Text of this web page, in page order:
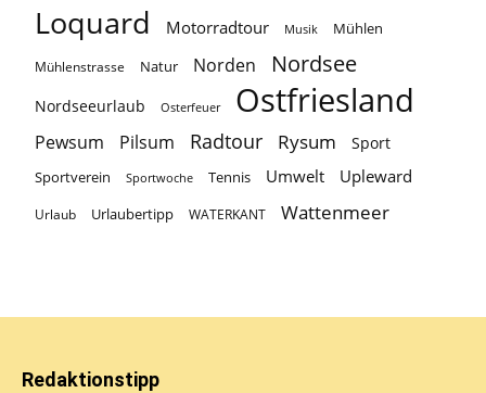
Loquard Motorradtour Musik Mühlen
Mühlenstrasse Natur Norden Nordsee
Nordseeurlaub Osterfeuer Ostfriesland
Pewsum Pilsum Radtour Rysum Sport
Sportverein Sportwoche Tennis Umwelt Upleward
Urlaub Urlaubertipp WATERKANT Wattenmeer
Redaktionstipp